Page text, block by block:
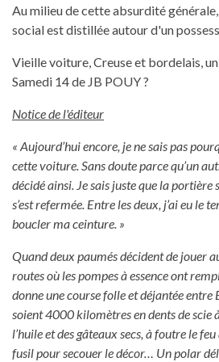
Au milieu de cette absurdité
social est distillée autour d'un
Vieille voiture, Creuse et bordelais,
Samedi 14 de JB POUY ?
Notice de l'éditeur
« Aujourd’hui encore, je ne sais pas
cette voiture. Sans doute parce qu’un
décidé ainsi. Je sais juste que la portière
s’est refermée. Entre les deux, j’ai eu le
boucler ma ceinture. »
Quand deux paumés décident de jouer
routes où les pompes à essence ont
donne une course folle et déjantée
soient 4000 kilomètres en dents de scie
l’huile et des gâteaux secs, à foutre le
fusil pour secouer le décor… Un polar